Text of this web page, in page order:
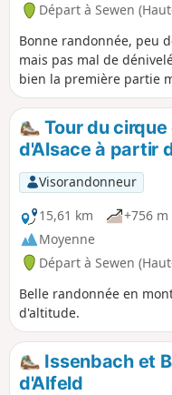
Départ à Sewen
Bonne randonnée, peu
mais pas mal de
bien la première partie
sont agréables!
Tour du
d'Alsace à partir
Visorandonneur
15,61 km
+756 m
Moyenne
Départ à Sewen
Belle randonnée en
d'altitude.
Issenbach et
d'Alfeld